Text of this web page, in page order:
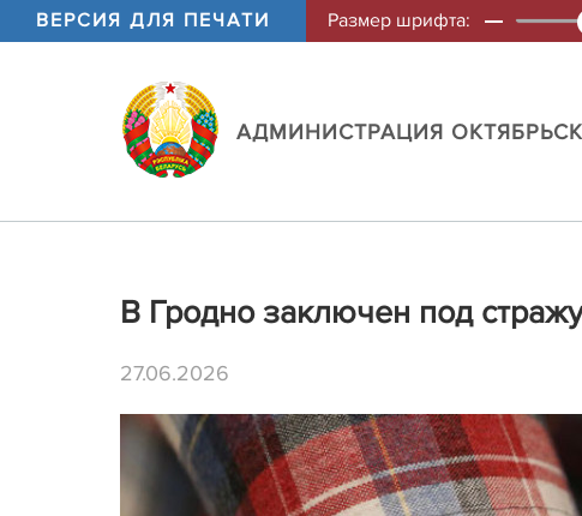
ВЕРСИЯ ДЛЯ ПЕЧАТИ Размер шрифта:
АДМИНИСТРАЦИЯ
В Гродно заключен под
27.06.2026